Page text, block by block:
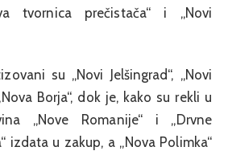
tvornica prečistača“ i „Novi
su „Novi Jelšingrad“, „Novi
Borja“, dok je, kako su rekli u
„Nove Romanije“ i „Drvne
izdata u zakup, a „Nova Polimka“